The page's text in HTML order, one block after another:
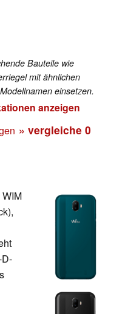
Bauteile wie
mit ähnlichen
einsetzen.
anzeigen
» vergleiche 0